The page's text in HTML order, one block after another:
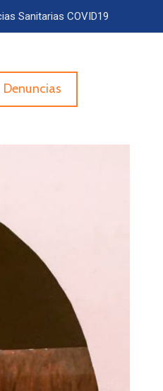
Sanitarias COVID19
Denuncias